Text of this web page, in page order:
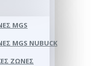
MGS
MGS NUBUCK
ΖΏΝΕΣ